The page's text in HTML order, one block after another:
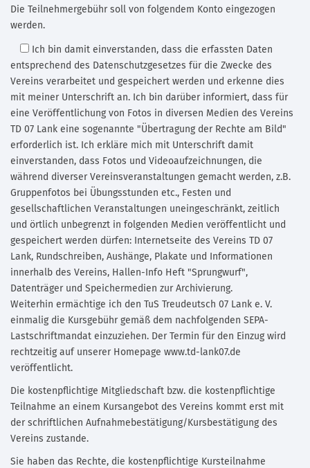
Die Teilnehmergebühr soll von folgendem Konto eingezogen
werden.
Ich bin damit einverstanden, dass die erfassten Daten
entsprechend des Datenschutzgesetzes für die Zwecke des
Vereins verarbeitet und gespeichert werden und erkenne dies
mit meiner Unterschrift an. Ich bin darüber informiert, dass für
eine Veröffentlichung von Fotos in diversen Medien des Vereins
TD 07 Lank eine sogenannte "Übertragung der Rechte am Bild"
erforderlich ist. Ich erkläre mich mit Unterschrift damit
einverstanden, dass Fotos und Videoaufzeichnungen, die
während diverser Vereinsveranstaltungen gemacht werden, z.B.
Gruppenfotos bei Übungsstunden etc., Festen und
gesellschaftlichen Veranstaltungen uneingeschränkt, zeitlich
und örtlich unbegrenzt in folgenden Medien veröffentlicht und
gespeichert werden dürfen: Internetseite des Vereins TD 07
Lank, Rundschreiben, Aushänge, Plakate und Informationen
innerhalb des Vereins, Hallen-Info Heft "Sprungwurf",
Datenträger und Speichermedien zur Archivierung.
Weiterhin ermächtige ich den TuS Treudeutsch 07 Lank e. V.
einmalig die Kursgebühr gemäß dem nachfolgenden SEPA-
Lastschriftmandat einzuziehen. Der Termin für den Einzug wird
rechtzeitig auf unserer Homepage www.td-lank07.de
veröffentlicht.
Die kostenpflichtige Mitgliedschaft bzw. die kostenpflichtige
Teilnahme an einem Kursangebot des Vereins kommt erst mit
der schriftlichen Aufnahmebestätigung/Kursbestätigung des
Vereins zustande.
Sie haben das Rechte, die kostenpflichtige Kursteilnahme